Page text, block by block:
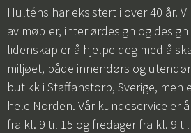
Hulténs har eksistert i over 40 år.
av møbler, interiørdesign og
lidenskap er å hjelpe deg med å
miljøet, både innendørs og
butikk i Staffanstorp, Sverige, men
hele Norden. Vår kundeservice er
fra kl. 9 til 15 og fredager fra kl. 9